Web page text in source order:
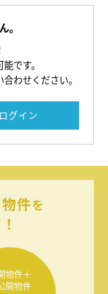
。
です。
わせください。
ログイン
件を
物件＋
開物件